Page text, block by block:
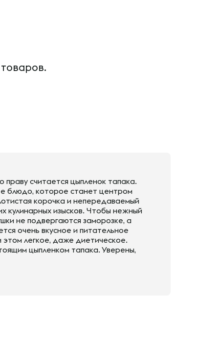
праву считается цыпленок тапака.
блюдо, которое станет центром
корочка и непередаваемый
кулинарных изысков. Чтобы нежный
не подвергаются заморозке, а
очень вкусное и питательное
легкое, даже диетическое.
цыпленком тапака. Уверены,